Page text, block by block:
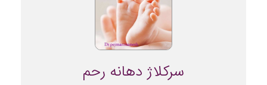
سرکلاژ دهانه رحم